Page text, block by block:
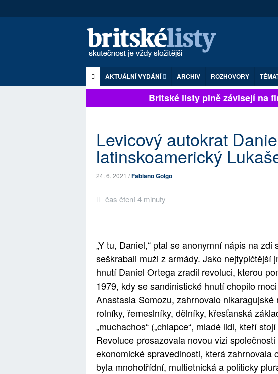
AKTUÁLNÍ VYDÁNÍ ARCHIV ROZHOVORY
Britské listy plně závisejí na
Levicový autokrat
latinskoamerický
24. 6. 2021 /Fabiano Golgo
čas čtení 4 minuty
„Y tu, Daniel,“ ptal se anonymní nápis na
seškrabali muži z armády. Jako nejtypičtější
hnutí Daniel Ortega zradil revoluci, kterou
1979, kdy se sandinistické hnutí chopilo
Anastasia Somozu, zahrnovalo nikaragujské
rolníky, řemeslníky, dělníky, křesťanská
„muchachos“ („chlapce“, mladé lidi, kteří
Revoluce prosazovala novou vizi
ekonomické spravedlnosti, která zahrnovala
byla mnohotřídní, multietnická a politicky